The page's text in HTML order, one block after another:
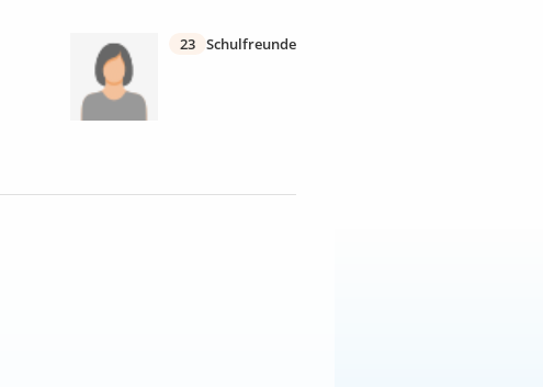
23 Schulfreunde